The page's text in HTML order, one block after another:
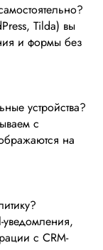
Tilda) вы
и формы без
устройства?
с
на
с CRM-